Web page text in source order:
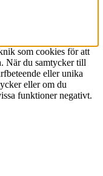
som cookies för att
När du samtycker till
eller unika
eller om du
funktioner negativt.